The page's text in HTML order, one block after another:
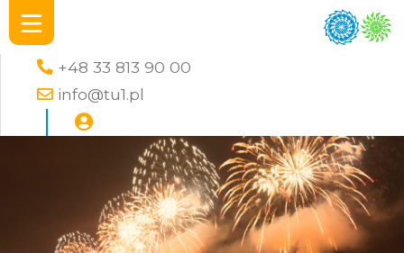
+48 33 813 90 00
info@tu1.pl